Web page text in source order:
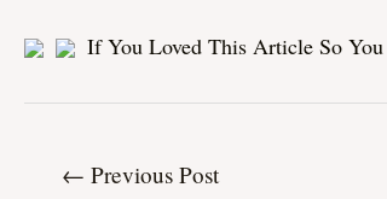
If You Loved This Article So
← Previous Post